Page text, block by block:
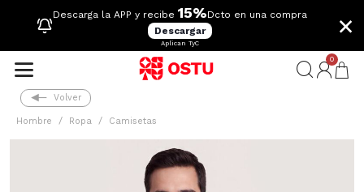
Descarga la APP y recibe 15%Dcto en una compra
Descargar
Aplican TyC
×
0
Volver
Hombre Ropa Camisetas